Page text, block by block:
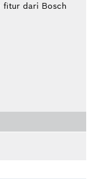
fitur dari Bosch